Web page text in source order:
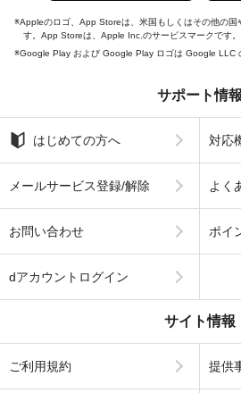
Appleのロゴ、App Storeは、米国もしくはその他の
す。App Storeは、Apple Inc.のサービスマークです。
Google Play および Google Play ロゴは Google LLC
サポート情報
はじめての方へ 対応
メールサービス登録/解除 よく
お問い合わせ ポイ
dアカウントログイン
サイト情報
ご利用規約 提供